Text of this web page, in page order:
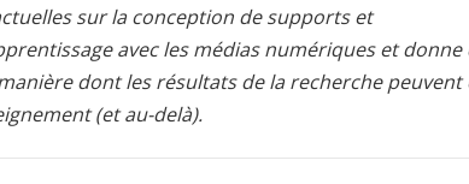
sur la conception de supports et
avec les médias numériques et donne
dont les résultats de la recherche peuvent
(et au-delà).